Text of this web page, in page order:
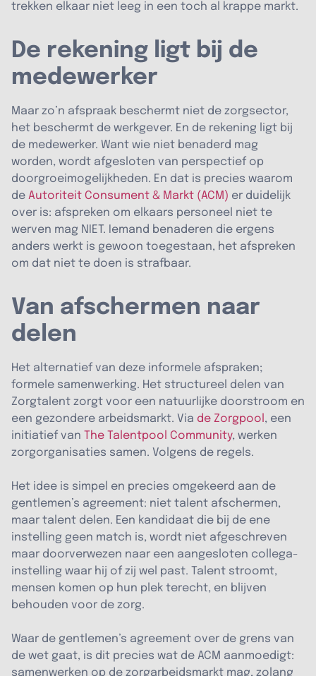
trekken elkaar niet leeg in een toch al krappe markt.
De rekening ligt bij de
medewerker
Maar zo’n afspraak beschermt niet de zorgsector,
het beschermt de werkgever. En de rekening ligt bij
de medewerker. Want wie niet benaderd mag
worden, wordt afgesloten van perspectief op
doorgroeimogelijkheden. En dat is precies waarom
de Autoriteit Consument & Markt (ACM) er duidelijk
over is: afspreken om elkaars personeel niet te
werven mag NIET. Iemand benaderen die ergens
anders werkt is gewoon toegestaan, het afspreken
om dat niet te doen is strafbaar.
Van afschermen naar
delen
Het alternatief van deze informele afspraken;
formele samenwerking. Het structureel delen van
Zorgtalent zorgt voor een natuurlijke doorstroom en
een gezondere arbeidsmarkt. Via de Zorgpool , een
initiatief van The Talentpool Community, werken
zorgorganisaties samen. Volgens de regels.
Het idee is simpel en precies omgekeerd aan de
gentlemen’s agreement: niet talent afschermen,
maar talent delen. Een kandidaat die bij de ene
instelling geen match is, wordt niet afgeschreven
maar doorverwezen naar een aangesloten collega-
instelling waar hij of zij wel past. Talent stroomt,
mensen komen op hun plek terecht, en blijven
behouden voor de zorg.
Waar de gentlemen’s agreement over de grens van
de wet gaat, is dit precies wat de ACM aanmoedigt:
samenwerken op de zorgarbeidsmarkt mag, zolang